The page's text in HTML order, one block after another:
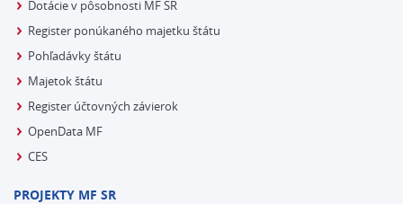
Dotácie v pôsobnosti MF SR
Register ponúkaného majetku štátu
Pohľadávky štátu
Majetok štátu
Register účtovných závierok
OpenData MF
CES
PROJEKTY MF SR